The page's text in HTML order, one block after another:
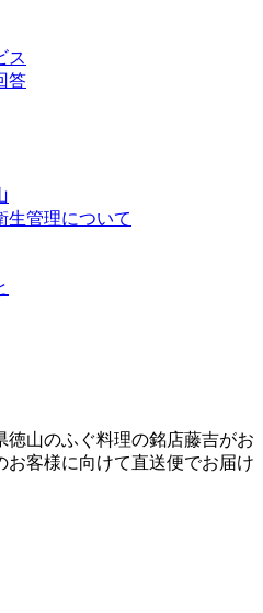
ス
答
生管理について
山のふぐ料理の銘店藤吉がお
お客様に向けて直送便でお届け